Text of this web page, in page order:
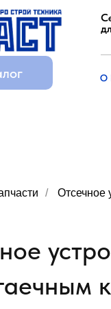
О
О
/ Отсечное